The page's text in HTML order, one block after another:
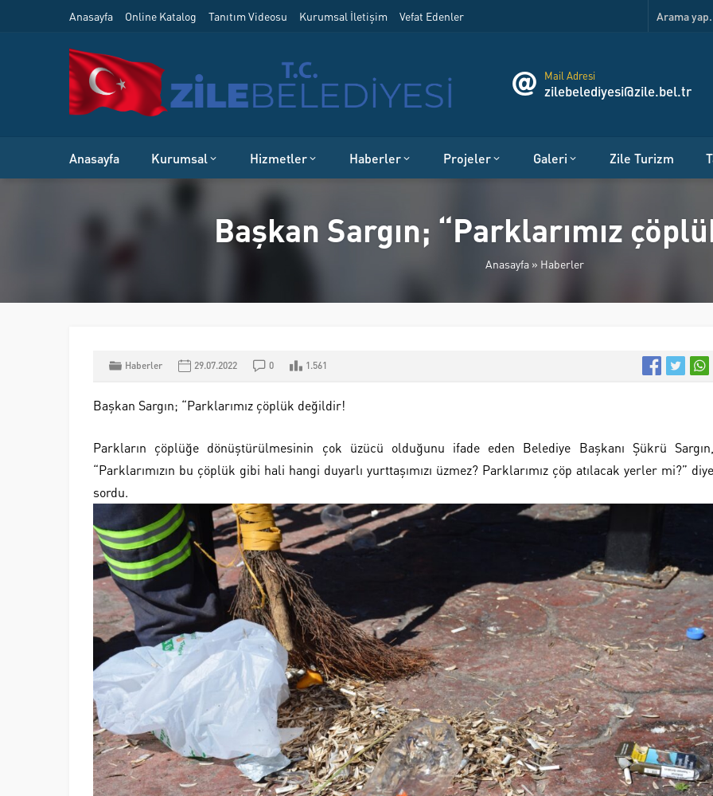
Anasayfa Online Katalog Tanıtım Videosu Kurumsal İletişim Vefat Edenler
Mail Adresi
zilebelediyesi@zile.bel.tr
Anasayfa Kurumsal Hizmetler Haberler Projeler Galeri Zile Turizm
Başkan Sargın; “Parklarımız
Anasayfa » Haberler
Haberler 29.07.2022 0 1.561
Başkan Sargın; “Parklarımız çöplük değildir!
Parkların çöplüğe dönüştürülmesinin çok üzücü olduğunu ifade eden Belediye Başkanı Şükrü Sargın,
“Parklarımızın bu çöplük gibi hali hangi duyarlı yurttaşımızı üzmez? Parklarımız çöp atılacak yerler mi?” diye
sordu.